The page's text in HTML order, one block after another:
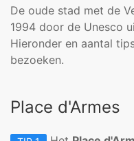
De oude stad met de
1994 door de Unesco
Hieronder en aantal
bezoeken.
Place d'Armes